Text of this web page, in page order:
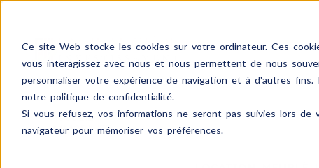
Ce site Web stocke les cookies sur votre ordinateur. Ces
vous interagissez avec nous et nous permettent de nous
personnaliser votre expérience de navigation et à d'autres
notre politique de confidentialité.
Si vous refusez, vos informations ne seront pas suivies lors
navigateur pour mémoriser vos préférences.
ACCUEIL
IMMOBILIER